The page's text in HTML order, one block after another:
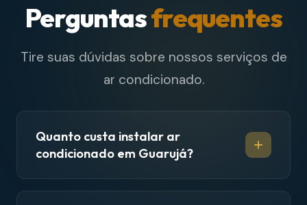
Perguntasfrequentes
Tire suas dúvidas sobre nossos serviços de
ar condicionado.
Quanto custa instalar ar
condicionado em Guarujá?